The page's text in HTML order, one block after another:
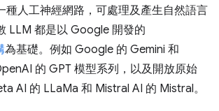
種人工神經網路，可處理及產生自然語言
LLM 都是以 Google 開發的
為基礎。例如 Google 的 Gemini 和
的 GPT 模型系列，以及開放原始
AI 的 LLaMa 和 Mistral AI 的 Mistral。